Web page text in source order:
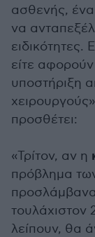
ασθενής, ένα
να
ειδικότητες.
είτε
υποστήριξη
προσθέτει:
«Τρίτον, αν η
πρόβλημα
τουλάχιστον
λείπουν, θα